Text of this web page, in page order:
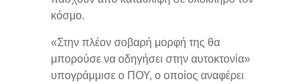
κόσμο.
«Στην πλέον σοβαρή μορφή της θα
μπορούσε να οδηγήσει στην αυτοκτονία»
υπογράμμισε ο ΠΟΥ, ο οποίος αναφέρει